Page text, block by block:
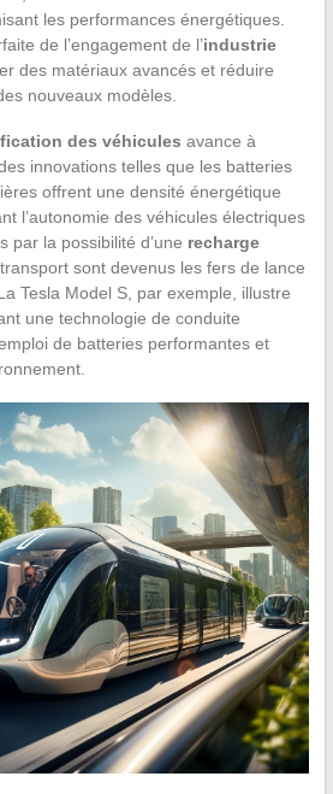
les performances énergétiques.
de l’engagement de l’industrie
des matériaux avancés et réduire
nouveaux modèles.
des véhicules avance à
innovations telles que les batteries
offrent une densité énergétique
l’autonomie des véhicules électriques
par la possibilité d’une recharge
sont devenus les fers de lance
Tesla Model S, par exemple, illustre
une technologie de conduite
de batteries performantes et